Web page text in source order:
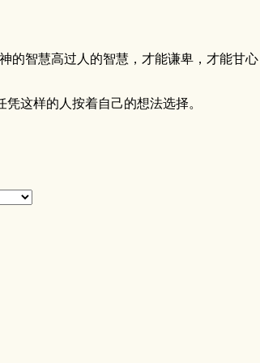
的智慧高过人的智慧，才能谦卑，才能甘心
这样的人按着自己的想法选择。